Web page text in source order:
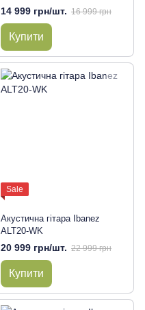
14 999 грн/шт. 16 999 грн
Купити
Sale
Акустична гітара Ibanez
ALT20-WK
20 999 грн/шт. 22 999 грн
Купити